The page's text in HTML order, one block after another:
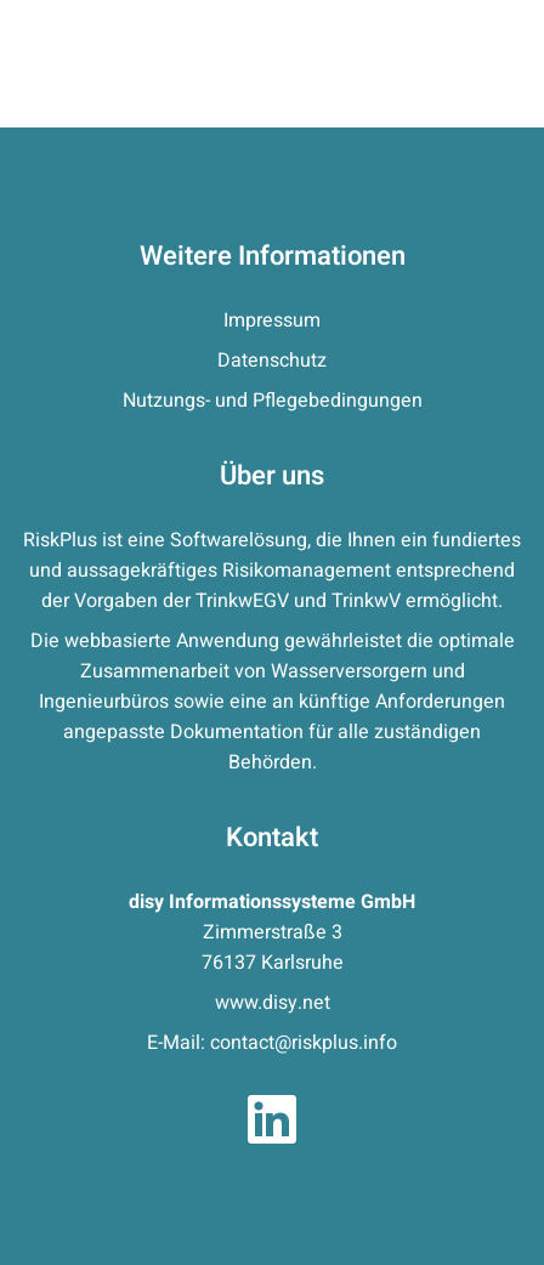
Weitere Informationen
Impressum
Datenschutz
Nutzungs- und Pflegebedingungen
Über uns
RiskPlus ist eine Softwarelösung, die Ihnen ein fundiertes
und aussagekräftiges Risikomanagement entsprechend
der Vorgaben der TrinkwEGV und TrinkwV ermöglicht.
Die webbasierte Anwendung gewährleistet die optimale
Zusammenarbeit von Wasserversorgern und
Ingenieurbüros sowie eine an künftige Anforderungen
angepasste Dokumentation für alle zuständigen
Behörden.
Kontakt
disy Informationssysteme GmbH
Zimmerstraße 3
76137 Karlsruhe
www.disy.net
E-Mail: contact@riskplus.info